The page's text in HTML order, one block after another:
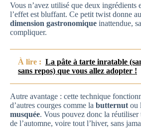
Vous n’avez utilisé que deux ingrédients
l’effet est bluffant. Ce petit twist donne
dimension gastronomique inattendue,
compliquer.
À lire : La pâte à tarte inratable
sans repos) que vous allez adopter !
Autre avantage : cette technique
d’autres courges comme la butternut ou
musquée. Vous pouvez donc la
de l’automne, voire tout l’hiver, sans